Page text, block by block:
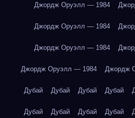
Джордж Оруэлл — 1984
Джордж Оруэлл — 1984
Джордж Оруэлл — 1984
Джордж Оруэлл — 1984 Джордж
Дубай Дубай Дубай Дубай
Дубай Дубай Дубай Дубай